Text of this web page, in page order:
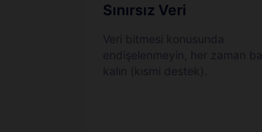
Sınırsız Veri